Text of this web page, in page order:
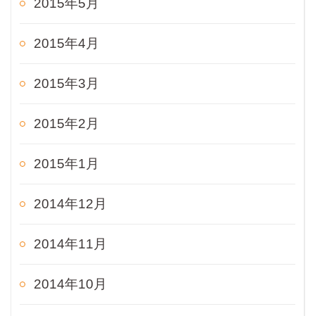
2015年5月
2015年4月
2015年3月
2015年2月
2015年1月
2014年12月
2014年11月
2014年10月